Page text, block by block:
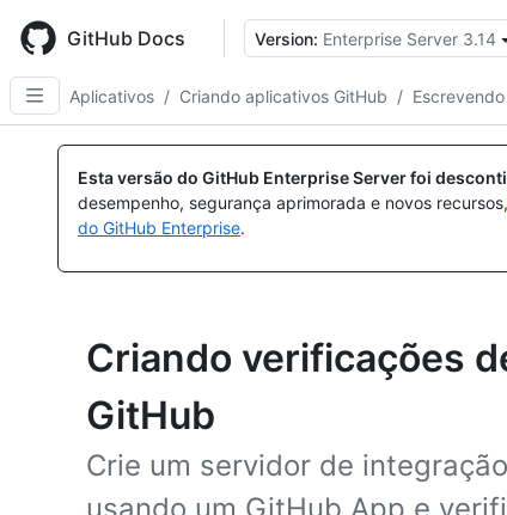
main
content
GitHub Docs Version: Enterprise Server 3.14
Aplicativos / Criando aplicativos GitHub /
Esta versão do GitHub Enterprise Server foi
desempenho, segurança aprimorada e novos recursos,
do GitHub Enterprise.
Criando verificações
GitHub
Crie um servidor de